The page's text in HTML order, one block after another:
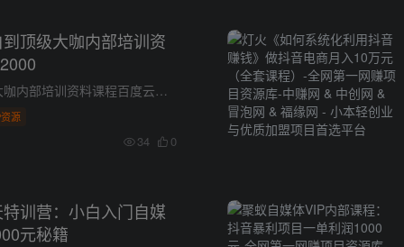
顶级大咖内部培训资
微商小白到顶级大咖内部培训资料课程百度云网盘下载 课程： 1-微商基础教程 2-同路人团队课件 3-微商入门实战精华案例 4-奥斯卡团队培训 5-微商训练营 6-团队快速裂变核心法则系列 7-全类型微商...
源
34 0
训营：小白入门自媒
元秘籍